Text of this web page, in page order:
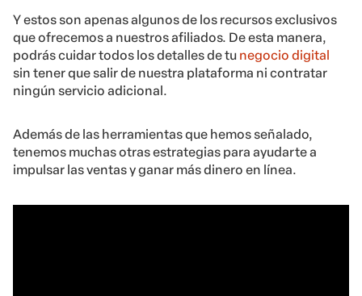
Y estos son apenas algunos de los recursos exclusivos
que ofrecemos a nuestros afiliados. De esta manera,
podrás cuidar todos los detalles de tu negocio digital
sin tener que salir de nuestra plataforma ni contratar
ningún servicio adicional.
Además de las herramientas que hemos señalado,
tenemos muchas otras estrategias para ayudarte a
impulsar las ventas y ganar más dinero en línea.